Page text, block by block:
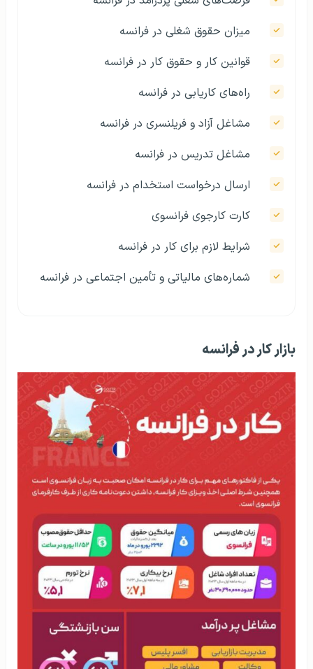
میزان حقوق شغلی در فرانسه
قوانین کار و حقوق کار در فرانسه
راه‌های کاریابی در فرانسه
مشاغل آزاد و فریلنسری در فرانسه
مشاغل تدریس در فرانسه
ارسال درخواست استخدام در فرانسه
کارت کارجوی فرانسوی
شرایط لازم برای کار در فرانسه
شماره‌های مالیاتی و تأمین اجتماعی در فرانسه
بازار کار در فرانسه